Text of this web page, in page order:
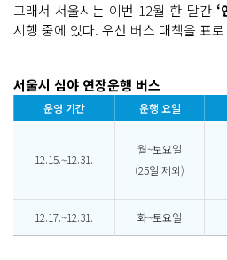
그래서 서울시는 이번 12월 한 달간
시행 중에 있다. 우선 버스 대책을 표
서울시 심야 연장운행 버스
운영 기간 운행 요일
12.15.~12.31.
월~토요일
(25일 제외)
12.17.~12.31. 화~토요일